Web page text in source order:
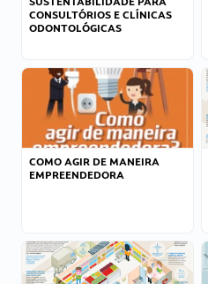
CONSULTÓRIOS E CLÍNICAS
ODONTOLÓGICAS
COMO AGIR DE MANEIRA
EMPREENDEDORA